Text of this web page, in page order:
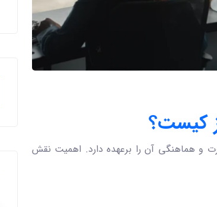
کیست؟
و هماهنگی آن را برعهده دارد. اهمیت نقش